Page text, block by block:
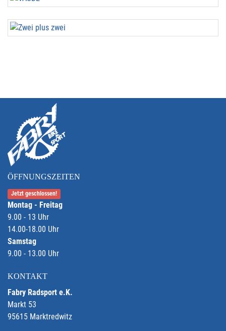
ÖFFNUNGSZEITEN
Jetzt geschlossen!
Montag - Freitag
9.00 - 13 Uhr
14.00-18.00 Uhr
Samstag
9.00 - 13.00 Uhr
KONTAKT
Fabry Radsport e.K.
Markt 53
95615 Marktredwitz